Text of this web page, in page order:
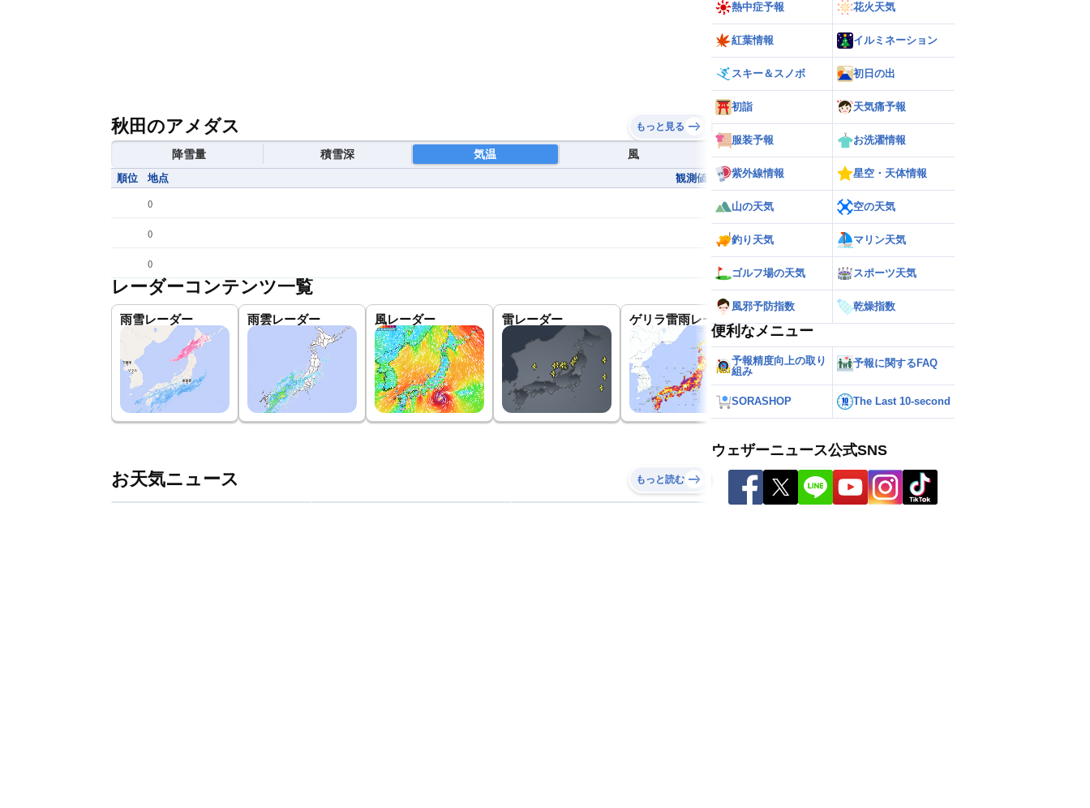
秋田のアメダス もっと見る
降雪量 積雪深 気温 風
順位 地点 観測値
()
()
()
レーダーコンテンツ一覧
雨雪レーダー 雨雲レーダー 風レーダー 雷レーダー ゲリラ雷雨レーダー 世界の雨雲レーダー
お天気ニュース もっと読む
熱中症予報 花火天気
紅葉情報 イルミネーション
スキー＆スノボ 初日の出
初詣 天気痛予報
服装予報 お洗濯情報
紫外線情報 星空・天体情報
山の天気 空の天気
釣り天気 マリン天気
ゴルフ場の天気 スポーツ天気
風邪予防指数 乾燥指数
便利なメニュー
予報精度向上の取り
組み
予報に関するFAQ
SORASHOP The Last 10-second
ウェザーニュース公式SNS